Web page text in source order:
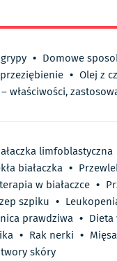
• Domowe
• Olej z
właściwości,
limfoblastyczna
białaczka •
w białaczce •
szpiku •
prawdziwa • Dieta
• Rak nerki •
skóry